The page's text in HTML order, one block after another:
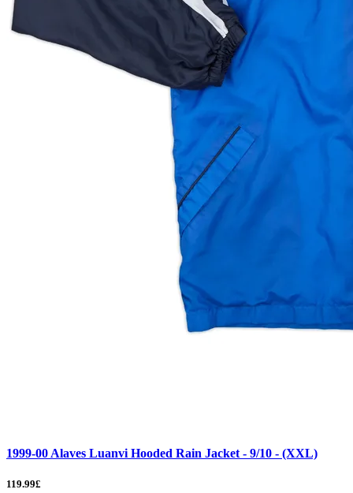
1999-00 Alaves Luanvi Hooded Rain Jacket - 9/10 - (XXL)
119.99£